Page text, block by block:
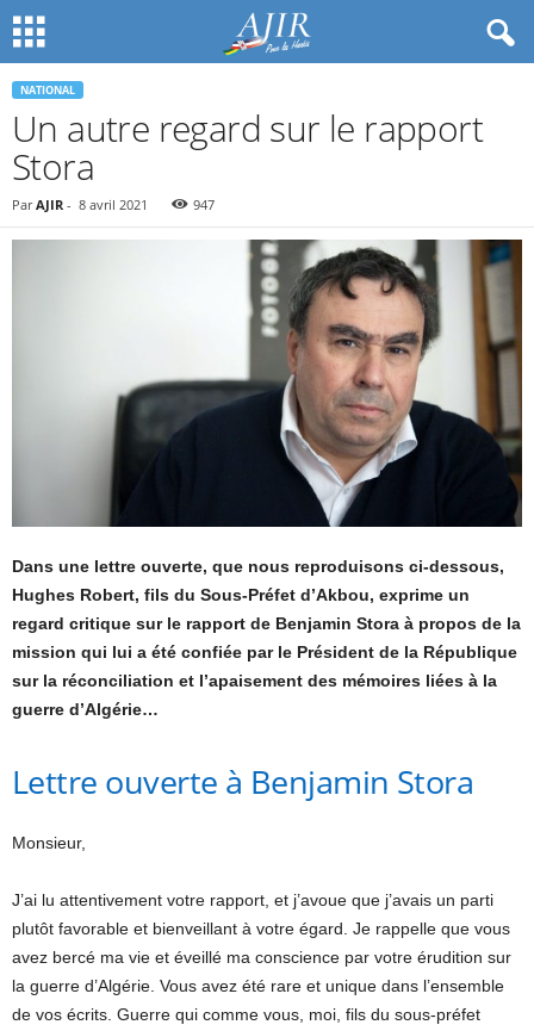
NATIONAL
Un autre regard sur le rapport
Stora
Par AJIR - 8 avril 2021 947
Dans une lettre ouverte, que nous reproduisons ci-dessous,
Hughes Robert, fils du Sous-Préfet d’Akbou, exprime un
regard critique sur le rapport de Benjamin Stora à propos de la
mission qui lui a été confiée par le Président de la République
sur la réconciliation et l’apaisement des mémoires liées à la
guerre d’Algérie…
Lettre ouverte à Benjamin Stora
Monsieur,
J’ai lu attentivement votre rapport, et j’avoue que j’avais un parti
plutôt favorable et bienveillant à votre égard. Je rappelle que vous
avez bercé ma vie et éveillé ma conscience par votre érudition sur
la guerre d’Algérie. Vous avez été rare et unique dans l’ensemble
de vos écrits. Guerre qui comme vous, moi, fils du sous-préfet